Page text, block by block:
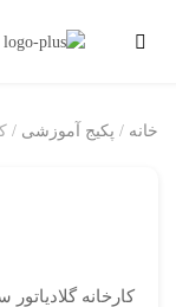
خانه / پکیج آموزشی /
کارخانه